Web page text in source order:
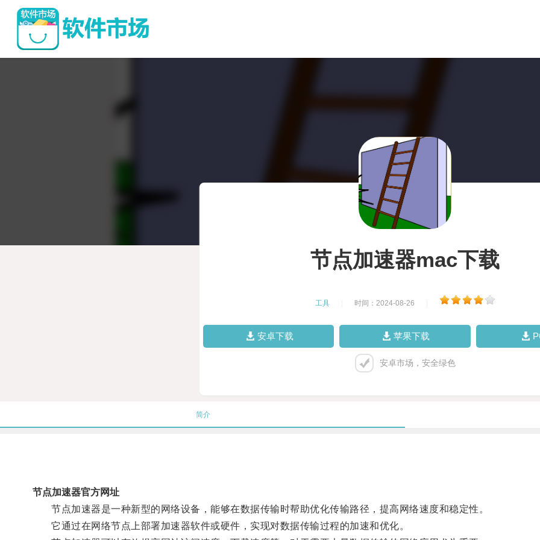
节点加速器mac下载
工具 时间：2024-08-26
安卓下载 苹果下载
安卓市场，安全绿色
简介
节点加速器官方网址
节点加速器是一种新型的网络设备，能够在数据传输时帮助优化传输路径，提高网络速度和稳定性。
它通过在网络节点上部署加速器软件或硬件，实现对数据传输过程的加速和优化。